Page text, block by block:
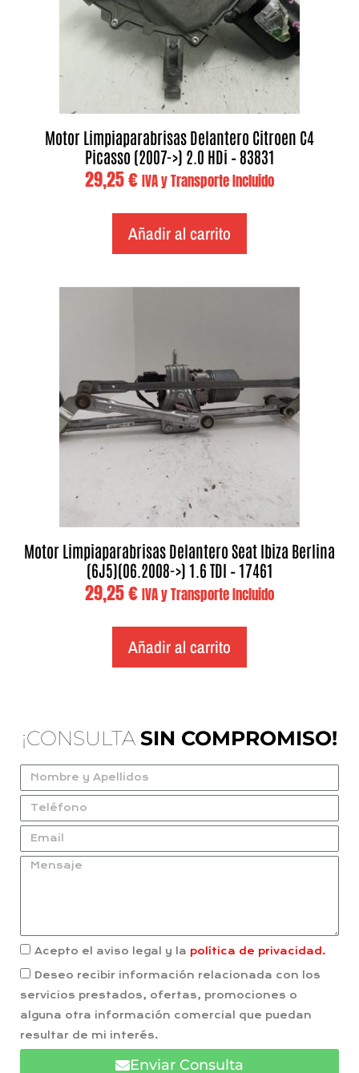
Motor Limpiaparabrisas Delantero Citroen C4
Picasso (2007->) 2.0 HDi – 83831
29,25€ IVA y Transporte Incluido
Añadir al carrito
Motor Limpiaparabrisas Delantero Seat Ibiza Berlina
(6J5)(06.2008->) 1.6 TDI – 17461
29,25€ IVA y Transporte Incluido
Añadir al carrito
¡CONSULTA SIN COMPROMISO!
Acepto el aviso legal y la política de privacidad.
Deseo recibir información relacionada con los
servicios prestados, ofertas, promociones o
alguna otra información comercial que puedan
resultar de mi interés.
Enviar Consulta